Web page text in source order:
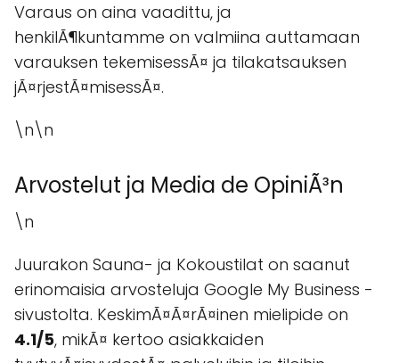
Varaus on aina vaadittu, ja
henkilÃ¶kuntamme on valmiina auttamaan
varauksen tekemisessÃ¤ ja tilakatsauksen
jÃ¤rjestÃ¤misessÃ¤.
\n\n
Arvostelut ja Media de OpiniÃ³n
\n
Juurakon Sauna- ja Kokoustilat on saanut
erinomaisia arvosteluja Google My Business -
sivustolta. KeskimÃ¤Ã¤rÃ¤inen mielipide on
4.1/5, mikÃ¤ kertoo asiakkaiden